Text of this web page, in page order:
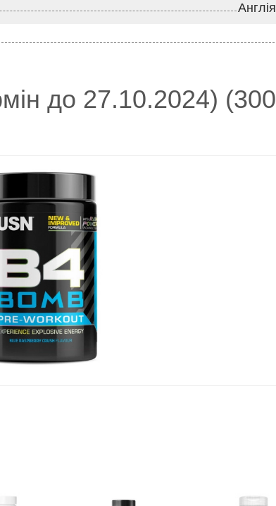
Англія
до 27.10.2024) (300